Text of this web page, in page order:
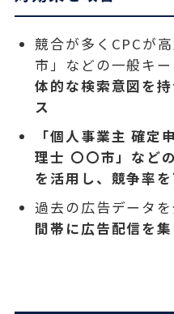
競合が多くCPCが
市」などの一般キー
体的な検索意図を
ス
「個人事業主 確定
理士 〇〇市」など
を活用し、競争率
過去の広告データを
間帯に広告配信を集